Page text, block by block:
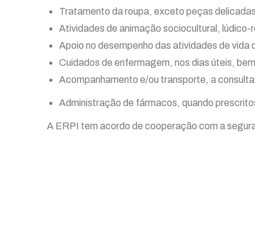
Tratamento da roupa, exceto peças
Atividades de animação sociocultural,
Apoio no desempenho das atividades de vida
Cuidados de enfermagem, nos dias úteis,
Acompanhamento e/ou transporte, a
Administração de fármacos, quando
A ERPI tem acordo de cooperação com a